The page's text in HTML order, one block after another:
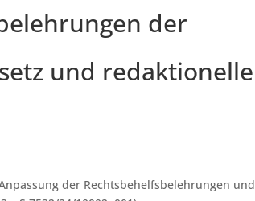
der
und redaktionelle
der Rechtsbehelfsbelehrungen und